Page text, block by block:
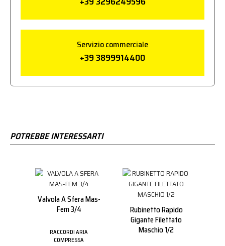
Servizio commerciale
+39 3899914400
POTREBBE INTERESSARTI
Valvola A Sfera Mas-
Fem 3/4
RACCORDI ARIA
COMPRESSA
Rubinetto Rapido
Gigante Filettato
Maschio 1/2